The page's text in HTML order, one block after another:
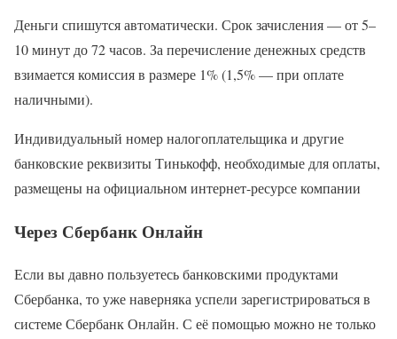
Деньги спишутся автоматически. Срок зачисления — от 5–
10 минут до 72 часов. За перечисление денежных средств
взимается комиссия в размере 1% (1,5% — при оплате
наличными).
Индивидуальный номер налогоплательщика и другие
банковские реквизиты Тинькофф, необходимые для оплаты,
размещены на официальном интернет-ресурсе компании
Через Сбербанк Онлайн
Если вы давно пользуетесь банковскими продуктами
Сбербанка, то уже наверняка успели зарегистрироваться в
системе Сбербанк Онлайн. С её помощью можно не только